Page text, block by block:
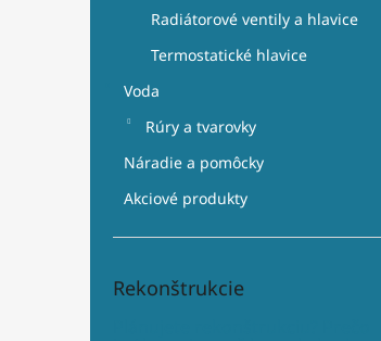
Radiátorové ventily a hlavice
Termostatické hlavice
Voda
Rúry a tvarovky
Náradie a pomôcky
Akciové produkty
Rekonštrukcie